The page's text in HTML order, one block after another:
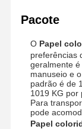
Pacote
O Papel
preferências
geralmente
manuseio e
padrão é de
1019 KG por
Para
pode
Papel